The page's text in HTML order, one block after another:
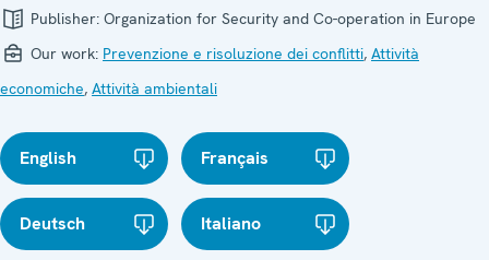
Publisher: Organization for Security and Co-operation in Europe
Our work: Prevenzione e risoluzione dei conflitti, Attività
economiche, Attività ambientali
English Français
Deutsch Italiano